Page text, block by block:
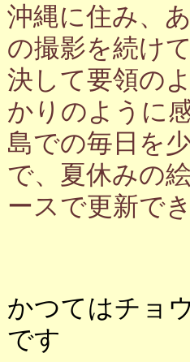
沖縄に住み、
の撮影を続け
決して要領の
かりのように
島での毎日を
で、夏休みの
ースで更新で
かつてはチョ
です